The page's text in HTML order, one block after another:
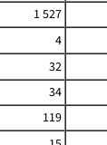
1 527
4
32
34
119